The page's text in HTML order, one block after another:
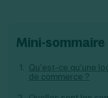
Découvrez notre
comptable LS Compta
Création de SAS
Création d'association
Aides à la création
Ouverture compte pro
Fermeture d’une
mini-sommaire
Qu’est-ce qu’une
de commerce ?